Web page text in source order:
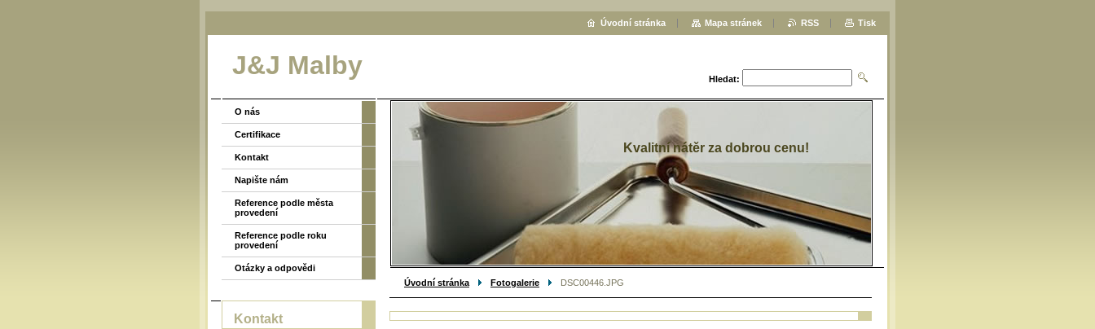
J&J Malby Hledat:
Kvalitní nátěr za dobrou cenu!
Úvodní stránka Fotogalerie DSC00446.JPG
O nás
Certifikace
Kontakt
Napište nám
Reference podle města
provedení
Reference podle roku
provedení
Otázky a odpovědi
Kontakt
Úvodní stránka Mapa stránek RSS Tisk